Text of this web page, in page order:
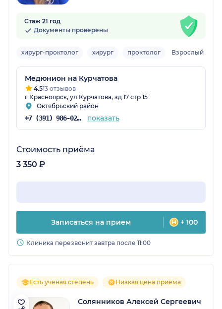
Стаж 21 год
Документы проверены
хирург-проктолог хирург проктолог Взрослый
Медюнион на Курчатова
4.513 отзывов
г Красноярск, ул Курчатова, зд 17 стр 15
Октябрьский район
+7 (391) 986-02-13 показать
Стоимость приёма
3 350 ₽
Записаться на прием + 100
Клиника перезвонит завтра после 11:00
Есть ученая степень Низкая цена приёма
Солянников Алексей Сергеевич